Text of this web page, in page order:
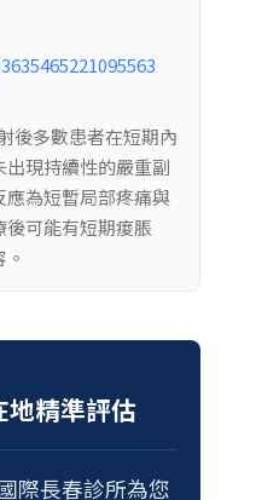
後多數患者在短期內
現持續性的嚴重副
為短暫局部疼痛與
後可能有短期痠脹
精準評估
際長春診所為您